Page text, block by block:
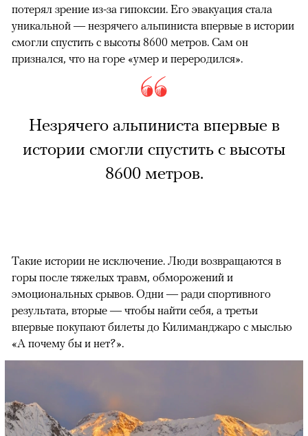
потерял зрение из-за гипоксии. Его эвакуация стала
уникальной — незрячего альпиниста впервые в истории
смогли спустить с высоты 8600 метров. Сам он
признался, что на горе «умер и переродился».
Незрячего альпиниста впервые в
истории смогли спустить с высоты
8600 метров.
Такие истории не исключение. Люди возвращаются в
горы после тяжелых травм, обморожений и
эмоциональных срывов. Одни — ради спортивного
результата, вторые — чтобы найти себя, а третьи
впервые покупают билеты до Килиманджаро с мыслью
«А почему бы и нет?».